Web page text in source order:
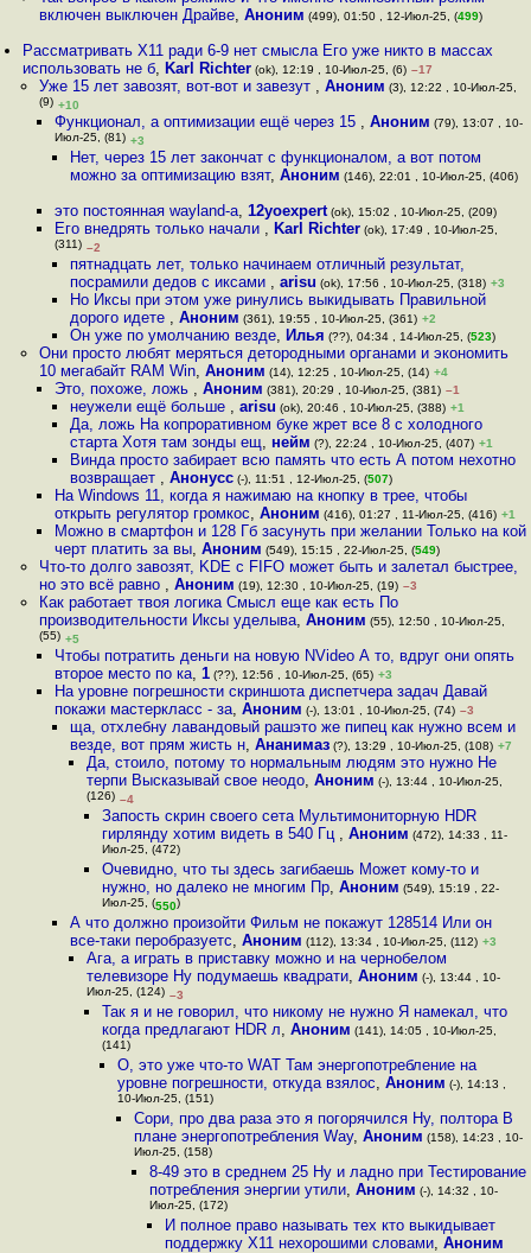
включен выключен Драйве, Аноним (499), 01:50 , 12-Июл-25, (499)
Рассматривать X11 ради 6-9 нет смысла Его уже никто в массах
использовать не б, Karl Richter (ok), 12:19 , 10-Июл-25, (6) –17
Уже 15 лет завозят, вот-вот и завезут , Аноним (3), 12:22 , 10-Июл-25,
(9) +10
Функционал, а оптимизации ещё через 15 , Аноним (79), 13:07 , 10-
Июл-25, (81) +3
Нет, через 15 лет закончат с функционалом, а вот потом
можно за оптимизацию взят,Аноним (146), 22:01 , 10-Июл-25, (406)
это постоянная wayland-а, 12yoexpert(ok), 15:02 , 10-Июл-25, (209)
Его внедрять только начали , Karl Richter(ok), 17:49 , 10-Июл-25,
(311) –2
пятнадцать лет, только начинаем отличный результат,
посрамили дедов с иксами ,arisu (ok), 17:56 , 10-Июл-25, (318) +3
Но Иксы при этом уже ринулись выкидывать Правильной
дорого идете ,Аноним (361), 19:55 , 10-Июл-25, (361) +2
Он уже по умолчанию везде, Илья (??), 04:34 , 14-Июл-25, (523)
Они просто любят меряться детородными органами и экономить
10 мегабайт RAM Win, Аноним (14), 12:25 , 10-Июл-25, (14) +4
Это, похоже, ложь , Аноним (381), 20:29 , 10-Июл-25, (381) –1
неужели ещё больше ,arisu (ok), 20:46 , 10-Июл-25, (388) +1
Да, ложь На копроративном буке жрет все 8 с холодного
старта Хотя там зонды ещ, нейм (?), 22:24 , 10-Июл-25, (407) +1
Винда просто забирает всю память что есть А потом нехотно
возвращает ,Анонусс (-), 11:51 , 12-Июл-25, (507)
На Windows 11, когда я нажимаю на кнопку в трее, чтобы
открыть регулятор громкос, Аноним (416), 01:27 , 11-Июл-25, (416) +1
Можно в смартфон и 128 Гб засунуть при желании Только на кой
черт платить за вы, Аноним (549), 15:15 , 22-Июл-25, (549)
Что-то долго завозят, KDE с FIFO может быть и залетал быстрее,
но это всё равно , Аноним (19), 12:30 , 10-Июл-25, (19) –3
Как работает твоя логика Смысл еще как есть По
производительности Иксы уделыва, Аноним (55), 12:50 , 10-Июл-25,
(55) +5
Чтобы потратить деньги на новую NVideo А то, вдруг они опять
второе место по ка, 1(??), 12:56 , 10-Июл-25, (65) +3
На уровне погрешности скриншота диспетчера задач Давай
покажи мастеркласс - за, Аноним (-), 13:01 , 10-Июл-25, (74) –3
ща, отхлебну лавандовый рашэто же пипец как нужно всем и
везде, вот прям жисть н,Ананимаз (?), 13:29 , 10-Июл-25, (108) +7
Да, стоило, потому то нормальным людям это нужно Не
терпи Высказывай свое неодо, Аноним (-), 13:44 , 10-Июл-25,
(126) –4
Запость скрин своего сета Мультимониторную HDR
гирлянду хотим видеть в 540 Гц , Аноним (472), 14:33 , 11-
Июл-25, (472)
Очевидно, что ты здесь загибаешь Может кому-то и
нужно, но далеко не многим Пр, Аноним (549), 15:19 , 22-
Июл-25, (550)
А что должно произойти Фильм не покажут 128514 Или он
все-таки перобразуетс,Аноним (112), 13:34 , 10-Июл-25, (112) +3
Ага, а играть в приставку можно и на чернобелом
телевизоре Ну подумаешь квадрати, Аноним (-), 13:44 , 10-
Июл-25, (124) –3
Так я и не говорил, что никому не нужно Я намекал, что
когда предлагают HDR л, Аноним (141), 14:05 , 10-Июл-25,
(141)
О, это уже что-то WAT Там энергопотребление на
уровне погрешности, откуда взялос,Аноним (-), 14:13 ,
10-Июл-25, (151)
Сори, про два раза это я погорячился Ну, полтора В
плане энергопотребления Way, Аноним (158), 14:23 , 10-
Июл-25, (158)
8-49 это в среднем 25 Ну и ладно при Тестирование
потребления энергии утили, Аноним (-), 14:32 , 10-
Июл-25, (172)
И полное право называть тех кто выкидывает
поддержку X11 нехорошими словами,Аноним